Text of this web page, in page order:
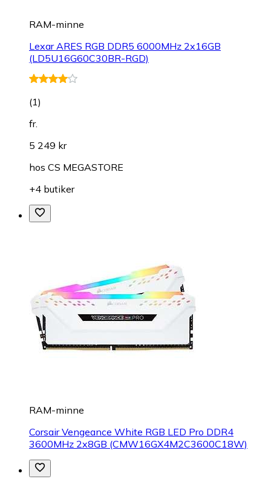
RAM-minne
Lexar ARES RGB DDR5 6000MHz 2x16GB
(LD5U16G60C30BR-RGD)
(1)
fr.
5 249 kr
hos CS MEGASTORE
+4 butiker
RAM-minne
Corsair Vengeance White RGB LED Pro DDR4
3600MHz 2x8GB (CMW16GX4M2C3600C18W)